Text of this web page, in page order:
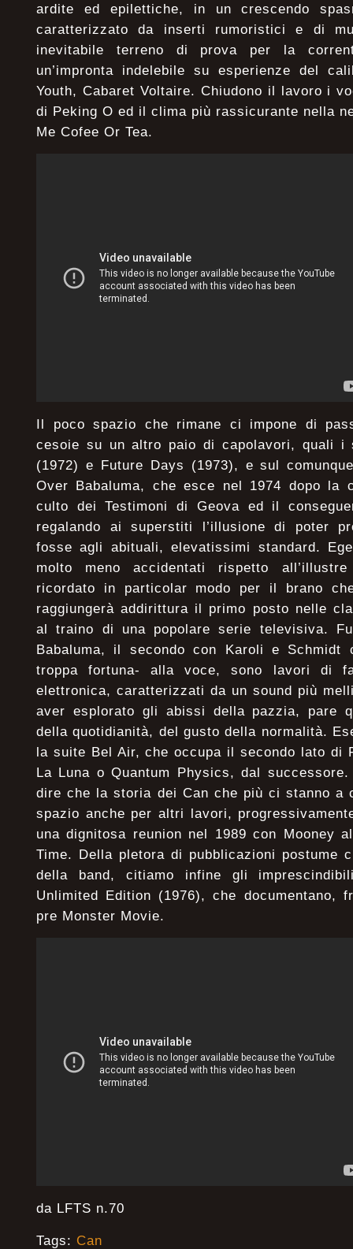
ardite ed epilettiche, in un crescendo
caratterizzato da inserti rumoristici e di
inevitabile terreno di prova per la
un’impronta indelebile su esperienze del
Youth, Cabaret Voltaire. Chiudono il lavoro i
di Peking O ed il clima più rassicurante nella
Me Cofee Or Tea.
Il poco spazio che rimane ci impone di
cesoie su un altro paio di capolavori, quali i
(1972) e Future Days (1973), e sul
Over Babaluma, che esce nel 1974 dopo la
culto dei Testimoni di Geova ed il
regalando ai superstiti l’illusione di poter
fosse agli abituali, elevatissimi standard.
molto meno accidentati rispetto
ricordato in particolar modo per il brano
raggiungerà addirittura il primo posto nelle
al traino di una popolare serie televisiva.
Babaluma, il secondo con Karoli e Schmidt
troppa fortuna- alla voce, sono lavori di
elettronica, caratterizzati da un sound più
aver esplorato gli abissi della pazzia, pare
della quotidianità, del gusto della normalità.
la suite Bel Air, che occupa il secondo lato di
La Luna o Quantum Physics, dal
dire che la storia dei Can che più ci stanno a
spazio anche per altri lavori,
una dignitosa reunion nel 1989 con Mooney
Time. Della pletora di pubblicazioni postume
della band, citiamo infine gli
Unlimited Edition (1976), che documentano,
pre Monster Movie.
da LFTS n.70
Tags: Can